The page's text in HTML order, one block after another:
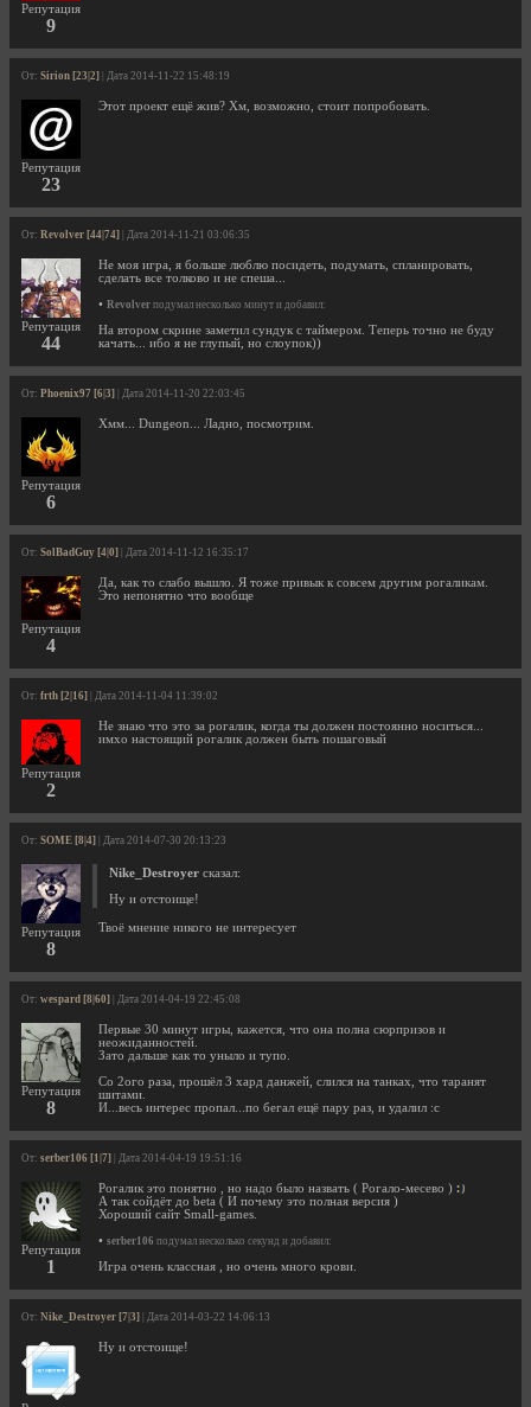
Репутация
9
От: Sirion [23|2] | Дата 2014-11-22 15:48:19
Репутация
23
Этот проект ещё жив? Хм, возможно, стоит попробовать.
От: Revolver [44|74] | Дата 2014-11-21 03:06:35
Репутация
44
Не моя игра, я больше люблю посидеть, подумать, спланировать,
сделать все толково и не спеша...
• Revolver подумал несколько минут и добавил:
На втором скрине заметил сундук с таймером. Теперь точно не буду
качать... ибо я не глупый, но слоупок))
От: Phoenix97 [6|3] | Дата 2014-11-20 22:03:45
Репутация
6
Хмм... Dungeon... Ладно, посмотрим.
От: SolBadGuy [4|0] | Дата 2014-11-12 16:35:17
Репутация
4
Да, как то слабо вышло. Я тоже привык к совсем другим рогаликам.
Это непонятно что вообще
От: frth [2|16] | Дата 2014-11-04 11:39:02
Репутация
2
Не знаю что это за рогалик, когда ты должен постоянно носиться...
имхо настоящий рогалик должен быть пошаговый
От: SOME [8|4] | Дата 2014-07-30 20:13:23
Репутация
8
Nike_Destroyer сказал:
Ну и отстоище!
Твоё мнение никого не интересует
От: wespard [8|60] | Дата 2014-04-19 22:45:08
Репутация
8
Первые 30 минут игры, кажется, что она полна сюрпризов и
неожиданностей.
Зато дальше как то уныло и тупо.
Со 2ого раза, прошёл 3 хард данжей, слился на танках, что таранят
шитами.
И...весь интерес пропал...по бегал ещё пару раз, и удалил :с
От: serber106 [1|7] | Дата 2014-04-19 19:51:16
Репутация
1
Рогалик это понятно , но надо было назвать ( Рогало-месево )
А так сойдёт до beta ( И почему это полная версия )
Хороший сайт Small-games.
• serber106 подумал несколько секунд и добавил:
Игра очень классная , но очень много крови.
От: Nike_Destroyer [7|3] | Дата 2014-03-22 14:06:13
Ну и отстоище!